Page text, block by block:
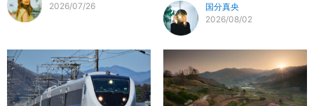
2026/07/26
国分真央
2026/08/02